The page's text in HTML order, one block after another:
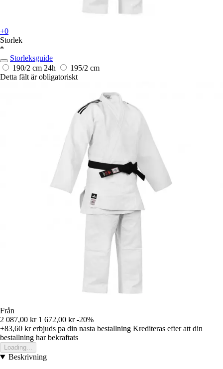
+0
Storlek
*
Storleksguide
190/2 cm 24h
195/2 cm
Detta fält är obligatoriskt
Från
2 087,00 kr 1 672,00 kr -20%
+83,60 krerbjuds pa din nasta bestallning Krediteras efter att din
bestallning har bekraftats
Loading...
Beskrivning